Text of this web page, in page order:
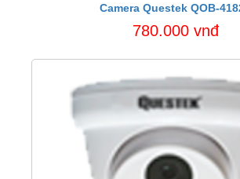
Camera Questek QOB-
780.000 vnđ